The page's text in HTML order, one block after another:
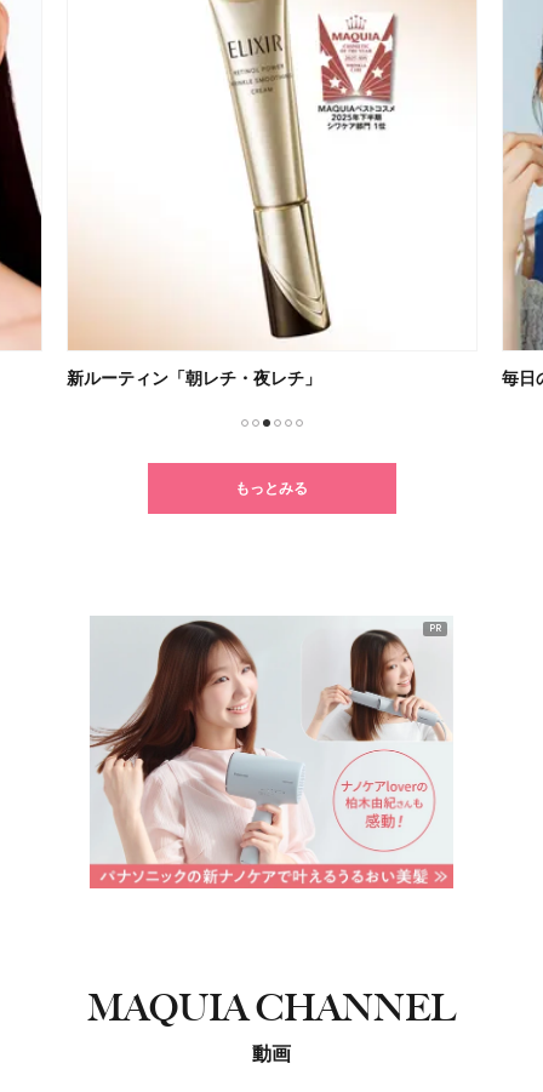
新ルーティン「朝レチ・夜レチ」 毎日
もっとみる
PR
MAQUIA CHANNEL
動画